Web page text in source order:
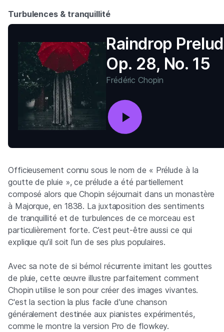
Turbulences & tranquillité
Raindrop
Op. 28, No. 15
Frédéric Chopin
Officieusement connu sous le nom de « Prélude à la
goutte de pluie », ce prélude a été partiellement
composé alors que Chopin séjournait dans un monastère
à Majorque, en 1838. La juxtaposition des sentiments
de tranquillité et de turbulences de ce morceau est
particulièrement forte. C’est peut-être aussi ce qui
explique qu’il soit l’un de ses plus populaires.
Avec sa note de si bémol récurrente imitant les gouttes
de pluie, cette œuvre illustre parfaitement comment
Chopin utilise le son pour créer des images vivantes.
C'est la section la plus facile d'une chanson
généralement destinée aux pianistes expérimentés,
comme le montre la version Pro de flowkey.